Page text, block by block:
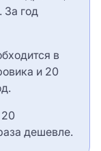
За год
в
и 20
дешевле.